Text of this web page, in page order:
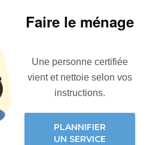
Faire le ménage
Une personne certifiée
vient et nettoie selon vos
instructions.
PLANNIFIER
UN SERVICE